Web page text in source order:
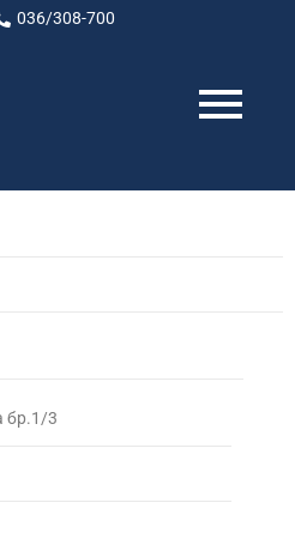
036/308-700
бр.1/3